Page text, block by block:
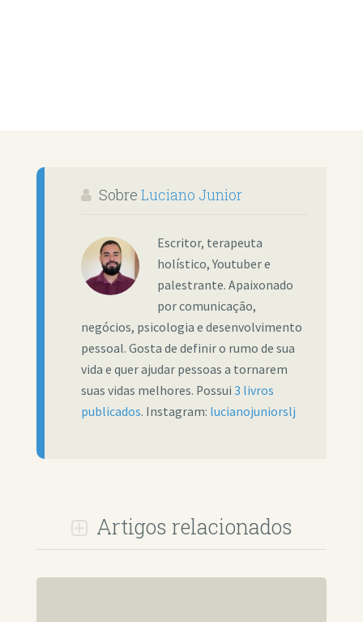
Sobre Luciano Junior
Escritor, terapeuta
holístico, Youtuber e
palestrante. Apaixonado
por comunicação,
negócios, psicologia e desenvolvimento
pessoal. Gosta de definir o rumo de sua
vida e quer ajudar pessoas a tornarem
suas vidas melhores. Possui 3 livros
publicados. Instagram: lucianojuniorslj
Artigos relacionados